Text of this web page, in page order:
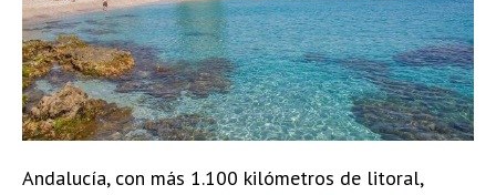
Andalucía, con más 1.100 kilómetros de litoral,